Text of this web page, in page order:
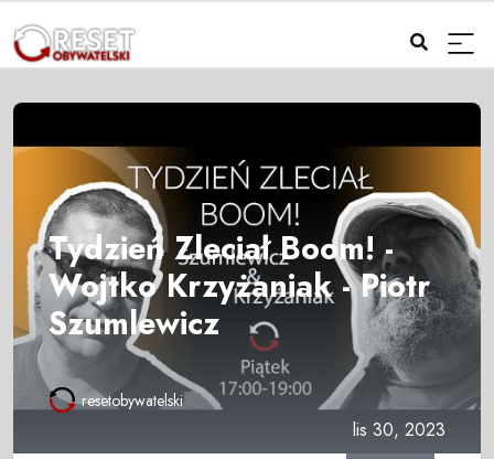
Tydzień Zleciał Boom! -
Wojtko Krzyżaniak - Piotr
Szumlewicz
resetobywatelski
lis 30, 2023